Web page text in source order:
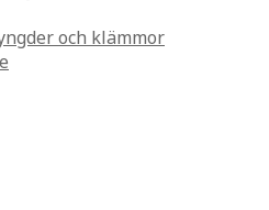
och klämmor